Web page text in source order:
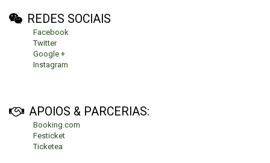
REDES SOCIAIS
Facebook
Twitter
Google +
Instagram
APOIOS & PARCERIAS:
Booking.com
Festicket
Ticketea